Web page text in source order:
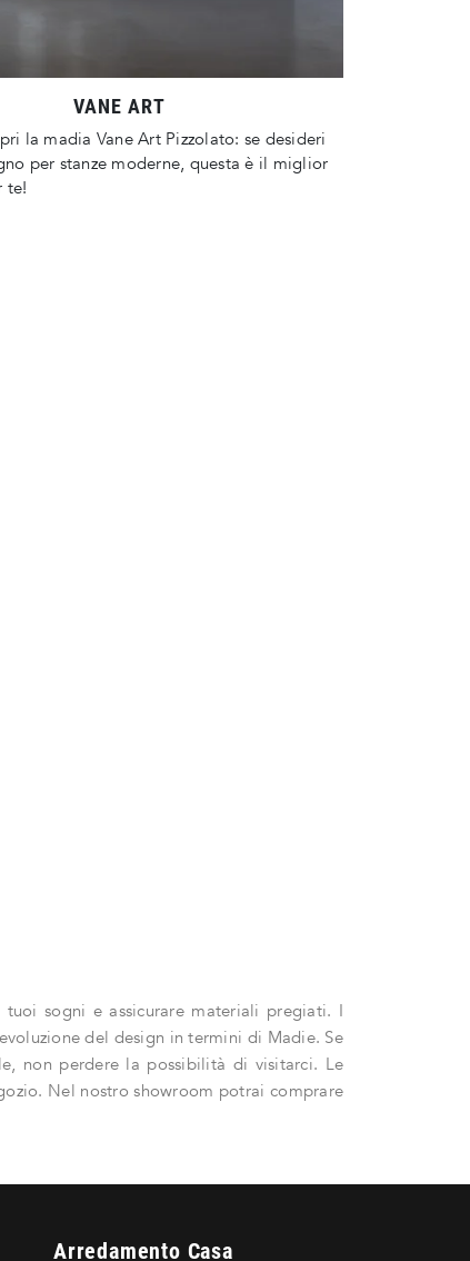
VANE ART
la madia Vane Art Pizzolato: se desideri
per stanze moderne, questa è il miglior
te!
sogni e assicurare materiali pregiati. I
del design in termini di Madie. Se
non perdere la possibilità di visitarci. Le
Nel nostro showroom potrai comprare
Arredamento Casa